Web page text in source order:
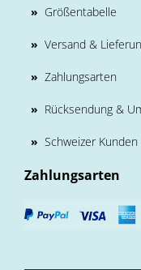
» Größentabelle
» Versand &
» Zahlungsarten
» Rücksendung &
» Schweizer Kunden
Zahlungsarten